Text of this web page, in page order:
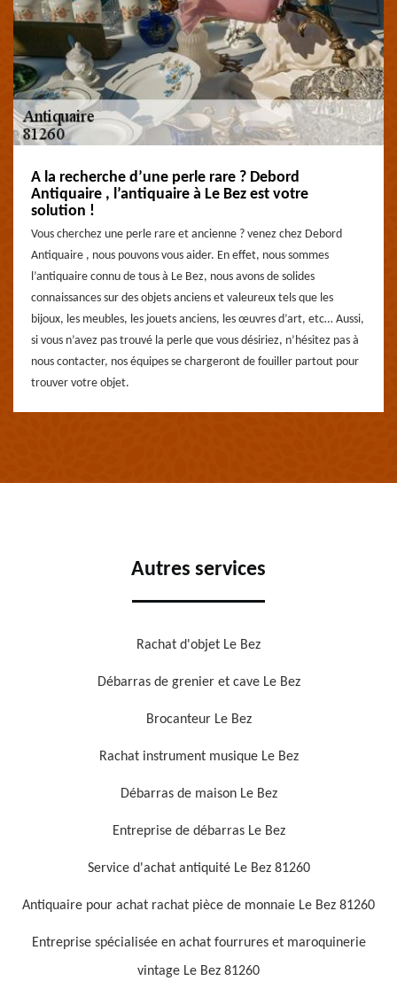
A la recherche d’une perle rare ? Debord
Antiquaire , l’antiquaire à Le Bez est votre
solution !
Vous cherchez une perle rare et ancienne ? venez chez Debord
Antiquaire , nous pouvons vous aider. En effet, nous sommes
l’antiquaire connu de tous à Le Bez, nous avons de solides
connaissances sur des objets anciens et valeureux tels que les
bijoux, les meubles, les jouets anciens, les œuvres d’art, etc… Aussi,
si vous n’avez pas trouvé la perle que vous désiriez, n’hésitez pas à
nous contacter, nos équipes se chargeront de fouiller partout pour
trouver votre objet.
Autres services
Rachat d'objet Le Bez
Débarras de grenier et cave Le Bez
Brocanteur Le Bez
Rachat instrument musique Le Bez
Débarras de maison Le Bez
Entreprise de débarras Le Bez
Service d'achat antiquité Le Bez 81260
Antiquaire pour achat rachat pièce de monnaie Le Bez 81260
Entreprise spécialisée en achat fourrures et maroquinerie
vintage Le Bez 81260